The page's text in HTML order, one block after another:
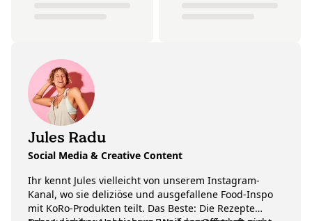
Jules Radu
Social Media & Creative Content
Ihr kennt Jules vielleicht von unserem Instagram-
Kanal, wo sie deliziöse und ausgefallene Food-Inspo
mit KoRo-Produkten teilt. Das Beste: Die Rezepte